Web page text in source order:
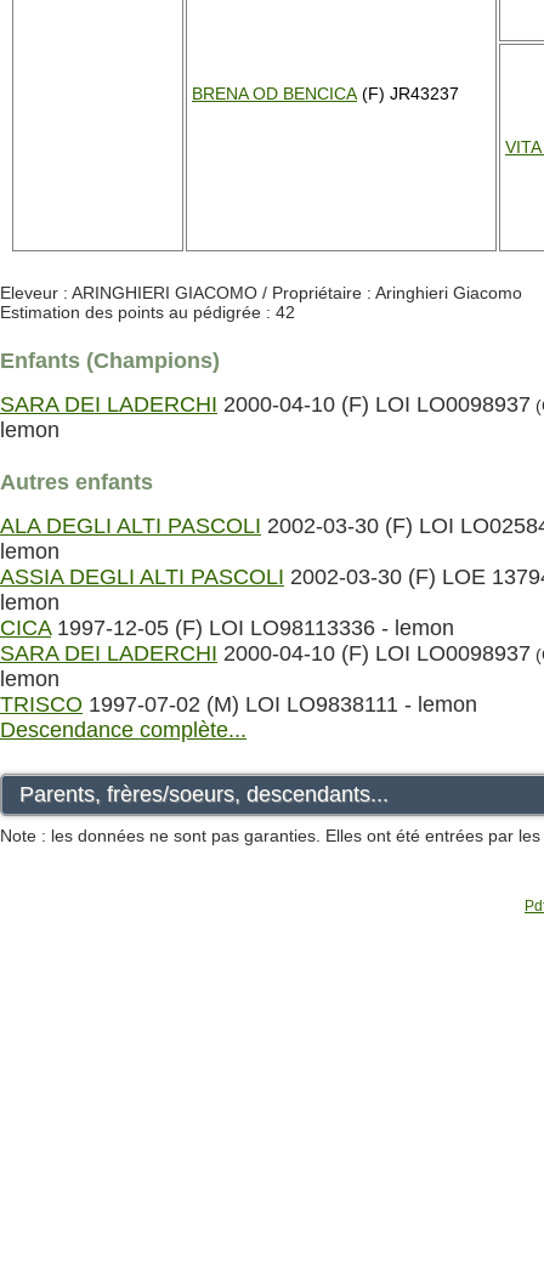
BRENA OD BENCICA (F) JR43237
Eleveur : ARINGHIERI GIACOMO / Propriétaire : Aringhieri Giacomo
Estimation des points au pédigrée : 42
Enfants (Champions)
SARA DEI LADERCHI 2000-04-10 (F) LOI LO0098937
lemon
Autres enfants
ALA DEGLI ALTI PASCOLI 2002-03-30 (F) LOI
lemon
ASSIA DEGLI ALTI PASCOLI 2002-03-30 (F) LOE
lemon
CICA1997-12-05 (F) LOI LO98113336 - lemon
SARA DEI LADERCHI 2000-04-10 (F) LOI LO0098937
lemon
TRISCO 1997-07-02 (M) LOI LO9838111 - lemon
Descendance complète...
Parents, frères/soeurs, descendants...
Note : les données ne sont pas garanties. Elles ont été entrées par